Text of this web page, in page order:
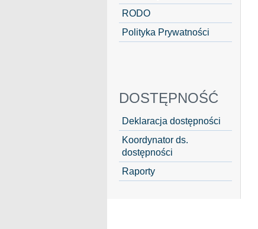
RODO
Polityka Prywatności
DOSTĘPNOŚĆ
Deklaracja dostępności
Koordynator ds.
dostępności
Raporty